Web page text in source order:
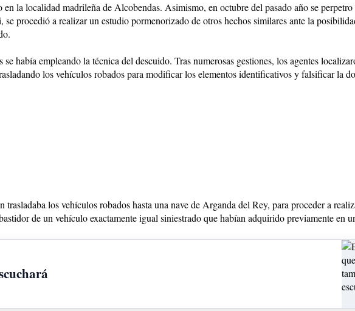
la localidad madrileña de Alcobendas. Asimismo, en octubre del pasado año se
procedió a realizar un estudio pormenorizado de otros hechos similares ante la
había empleando la técnica del descuido. Tras numerosas gestiones, los agentes
los vehículos robados para modificar los elementos identificativos y falsificar la
los vehículos robados hasta una nave de Arganda del Rey, para proceder a
de un vehículo exactamente igual siniestrado que habían adquirido previamente en